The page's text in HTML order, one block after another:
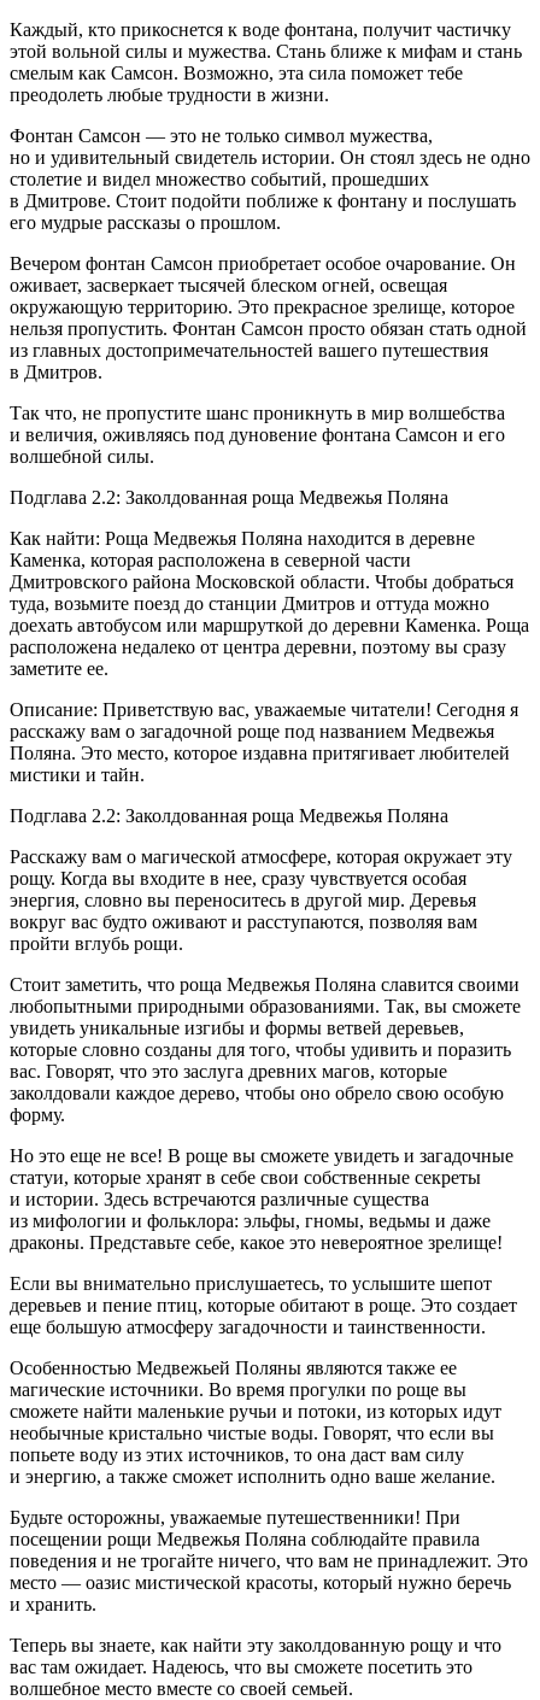
Каждый, кто прикоснется к воде фонтана, получит частичку
этой вольной силы и мужества. Стань ближе к мифам и стань
смелым как Самсон. Возможно, эта сила поможет тебе
преодолеть любые трудности в жизни.
Фонтан Самсон — это не только символ мужества,
но и удивительный свидетель истории. Он стоял здесь не одно
столетие и видел множество событий, прошедших
в Дмитрове. Стоит подойти поближе к фонтану и послушать
его мудрые рассказы о прошлом.
Вечером фонтан Самсон приобретает особое очарование. Он
оживает, засверкает тысячей блеском огней, освещая
окружающую территорию. Это прекрасное зрелище, которое
нельзя пропустить. Фонтан Самсон просто обязан стать одной
из главных достопримечательностей вашего путешествия
в Дмитров.
Так что, не пропустите шанс проникнуть в мир волшебства
и величия, оживляясь под дуновение фонтана Самсон и его
волшебной силы.
Подглава 2.2: Заколдованная роща Медвежья Поляна
Как найти: Роща Медвежья Поляна находится в деревне
Каменка, которая расположена в северной части
Дмитровского района Московской области. Чтобы добраться
туда, возьмите поезд до станции Дмитров и оттуда можно
доехать автобусом или маршруткой до деревни Каменка. Роща
расположена недалеко от центра деревни, поэтому вы сразу
заметите ее.
Описание: Приветствую вас, уважаемые читатели! Сегодня я
расскажу вам о загадочной роще под названием Медвежья
Поляна. Это место, которое издавна притягивает любителей
мистики и тайн.
Подглава 2.2: Заколдованная роща Медвежья Поляна
Расскажу вам о магической атмосфере, которая окружает эту
рощу. Когда вы входите в нее, сразу чувствуется особая
энергия, словно вы переноситесь в другой мир. Деревья
вокруг вас будто оживают и расступаются, позволяя вам
пройти вглубь рощи.
Стоит заметить, что роща Медвежья Поляна славится своими
любопытными природными образованиями. Так, вы сможете
увидеть уникальные изгибы и формы ветвей деревьев,
которые словно созданы для того, чтобы удивить и поразить
вас. Говорят, что это заслуга древних магов, которые
заколдовали каждое дерево, чтобы оно обрело свою особую
форму.
Но это еще не все! В роще вы сможете увидеть и загадочные
статуи, которые хранят в себе свои собственные секреты
и истории. Здесь встречаются различные существа
из мифологии и фольклора: эльфы, гномы, ведьмы и даже
драконы. Представьте себе, какое это невероятное зрелище!
Если вы внимательно прислушаетесь, то услышите шепот
деревьев и пение птиц, которые обитают в роще. Это создает
еще большую атмосферу загадочности и таинственности.
Особенностью Медвежьей Поляны являются также ее
магические источники. Во время прогулки по роще вы
сможете найти маленькие ручьи и потоки, из которых идут
необычные кристально чистые воды. Говорят, что если вы
попьете воду из этих источников, то она даст вам силу
и энергию, а также сможет исполнить одно ваше желание.
Будьте осторожны, уважаемые путешественники! При
посещении рощи Медвежья Поляна соблюдайте правила
поведения и не трогайте ничего, что вам не принадлежит. Это
место — оазис мистической красоты, который нужно беречь
и хранить.
Теперь вы знаете, как найти эту заколдованную рощу и что
вас там ожидает. Надеюсь, что вы сможете посетить это
волшебное место вместе со своей семьей.